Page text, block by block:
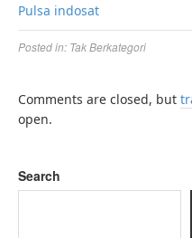
Pulsa indosat
Posted in: Tak Berkategori
Comments are closed, but
open.
Search